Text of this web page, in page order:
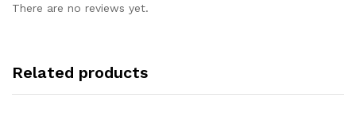
There are no reviews yet.
Related products